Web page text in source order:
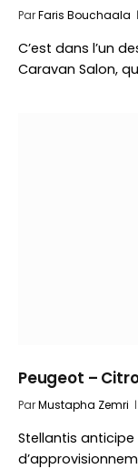
ParFaris Bouchaala
C’est dans l’un
Caravan Salon,
Peugeot –
ParMustapha Zemri
Stellantis